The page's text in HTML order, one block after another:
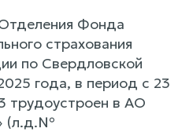
Фонда
страхования
по Свердловской
года, в период с 23
трудоустроен в АО
(л.д.№